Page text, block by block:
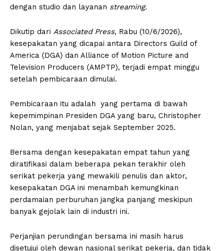
dengan studio dan layanan streaming.
Dikutip dari Associated Press, Rabu (10/6/2026),
kesepakatan yang dicapai antara Directors Guild of
America (DGA) dan Alliance of Motion Picture and
Television Producers (AMPTP), terjadi empat minggu
setelah pembicaraan dimulai.
Pembicaraan itu adalah yang pertama di bawah
kepemimpinan Presiden DGA yang baru, Christopher
Nolan, yang menjabat sejak September 2025.
Bersama dengan kesepakatan empat tahun yang
diratifikasi dalam beberapa pekan terakhir oleh
serikat pekerja yang mewakili penulis dan aktor,
kesepakatan DGA ini menambah kemungkinan
perdamaian perburuhan jangka panjang meskipun
banyak gejolak lain di industri ini.
Perjanjian perundingan bersama ini masih harus
disetujui oleh dewan nasional serikat pekerja, dan tidak